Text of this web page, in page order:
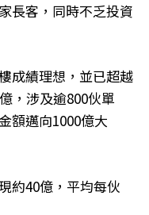
長客，同時不乏投資
成績理想，並已超越
，涉及逾800伙單
額邁向1000億大